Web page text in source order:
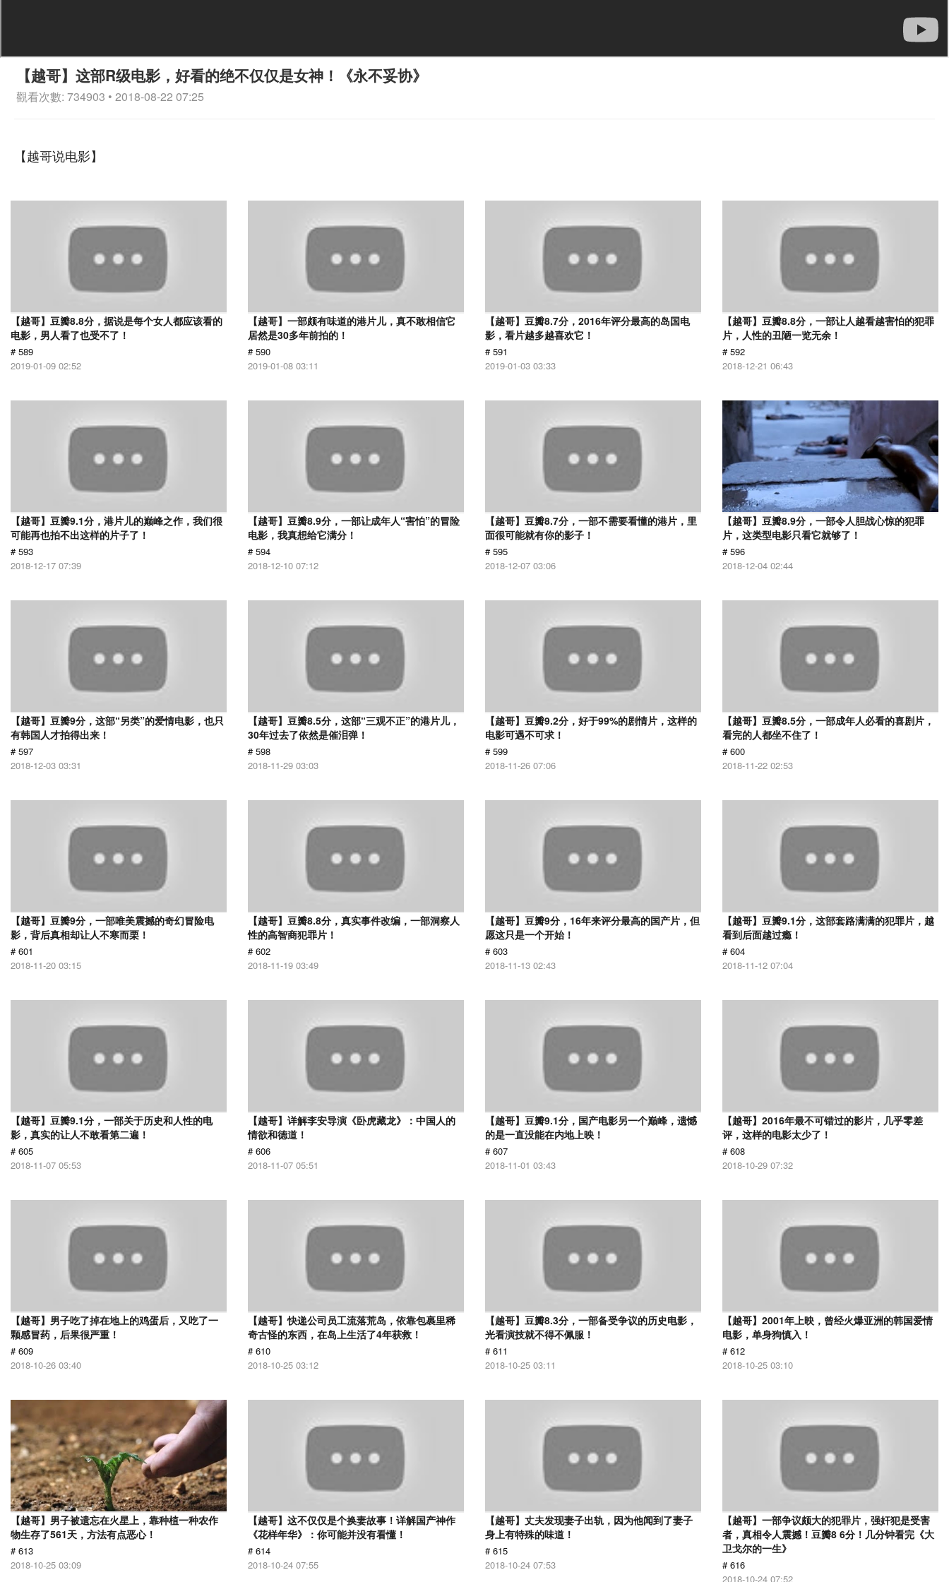
【越哥】这部R级电影，好看的绝不仅仅是女神！《永不妥协》
觀看次數: 734903 • 2018-08-22 07:25
【越哥说电影】
【越哥】豆瓣8.8分，据说是每个女人都应该看的
电影，男人看了也受不了！
# 589
2019-01-09 02:52
【越哥】一部颇有味道的港片儿，真不敢相信它
居然是30多年前拍的！
# 590
2019-01-08 03:11
【越哥】豆瓣8.7分，2016年评分最高的岛国电
影，看片越多越喜欢它！
# 591
2019-01-03 03:33
【越哥】豆瓣8.8分，一部让人越看越害怕的犯罪
片，人性的丑陋一览无余！
# 592
2018-12-21 06:43
【越哥】豆瓣9.1分，港片儿的巅峰之作，我们很
可能再也拍不出这样的片子了！
# 593
2018-12-17 07:39
【越哥】豆瓣8.9分，一部让成年人“害怕”的冒险
电影，我真想给它满分！
# 594
2018-12-10 07:12
【越哥】豆瓣8.7分，一部不需要看懂的港片，里
面很可能就有你的影子！
# 595
2018-12-07 03:06
【越哥】豆瓣8.9分，一部令人胆战心惊的犯罪
片，这类型电影只看它就够了！
# 596
2018-12-04 02:44
【越哥】豆瓣9分，这部“另类”的爱情电影，也只
有韩国人才拍得出来！
# 597
2018-12-03 03:31
【越哥】豆瓣8.5分，这部“三观不正”的港片儿，
30年过去了依然是催泪弹！
# 598
2018-11-29 03:03
【越哥】豆瓣9.2分，好于99%的剧情片，这样的
电影可遇不可求！
# 599
2018-11-26 07:06
【越哥】豆瓣8.5分，一部成年人必看的喜剧片，
看完的人都坐不住了！
# 600
2018-11-22 02:53
【越哥】豆瓣9分，一部唯美震撼的奇幻冒险电
影，背后真相却让人不寒而栗！
# 601
2018-11-20 03:15
【越哥】豆瓣8.8分，真实事件改编，一部洞察人
性的高智商犯罪片！
# 602
2018-11-19 03:49
【越哥】豆瓣9分，16年来评分最高的国产片，但
愿这只是一个开始！
# 603
2018-11-13 02:43
【越哥】豆瓣9.1分，这部套路满满的犯罪片，越
看到后面越过瘾！
# 604
2018-11-12 07:04
【越哥】豆瓣9.1分，一部关于历史和人性的电
影，真实的让人不敢看第二遍！
# 605
2018-11-07 05:53
【越哥】详解李安导演《卧虎藏龙》：中国人的
情欲和德道！
# 606
2018-11-07 05:51
【越哥】豆瓣9.1分，国产电影另一个巅峰，遗憾
的是一直没能在内地上映！
# 607
2018-11-01 03:43
【越哥】2016年最不可错过的影片，几乎零差
评，这样的电影太少了！
# 608
2018-10-29 07:32
【越哥】男子吃了掉在地上的鸡蛋后，又吃了一
颗感冒药，后果很严重！
# 609
2018-10-26 03:40
【越哥】快递公司员工流落荒岛，依靠包裹里稀
奇古怪的东西，在岛上生活了4年获救！
# 610
2018-10-25 03:12
【越哥】豆瓣8.3分，一部备受争议的历史电影，
光看演技就不得不佩服！
# 611
2018-10-25 03:11
【越哥】2001年上映，曾经火爆亚洲的韩国爱情
电影，单身狗慎入！
# 612
2018-10-25 03:10
【越哥】男子被遗忘在火星上，靠种植一种农作
物生存了561天，方法有点恶心！
# 613
2018-10-25 03:09
【越哥】这不仅仅是个换妻故事！详解国产神作
《花样年华》：你可能并没有看懂！
# 614
2018-10-24 07:55
【越哥】丈夫发现妻子出轨，因为他闻到了妻子
身上有特殊的味道！
# 615
2018-10-24 07:53
【越哥】一部争议颇大的犯罪片，强奸犯是受害
者，真相令人震撼！豆瓣8 6分！几分钟看完《大
卫戈尔的一生》
# 616
2018-10-24 07:52